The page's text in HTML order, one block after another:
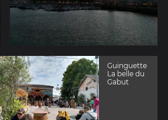
Guinguette
La belle du
Gabut